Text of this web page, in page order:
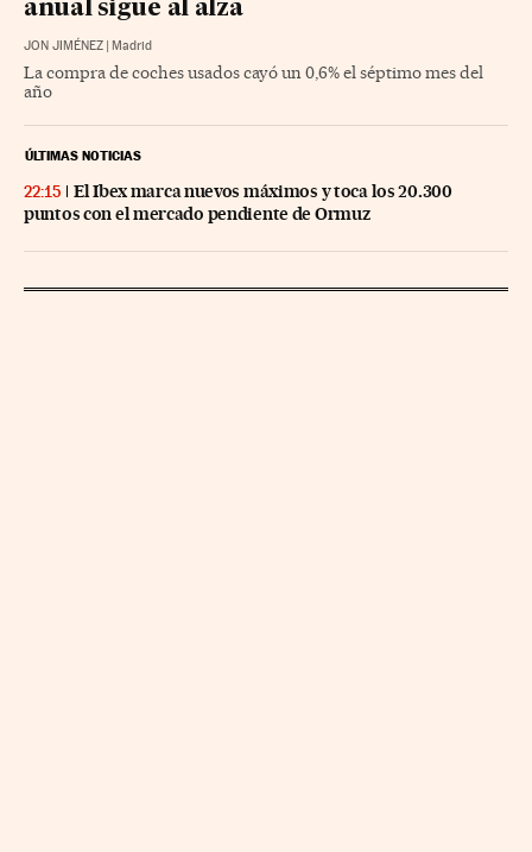
anual sigue al alza
JON JIMÉNEZ Madrid
La compra de coches usados cayó un 0,6% el séptimo mes del
año
ÚLTIMAS NOTICIAS
22:15
El Ibex marca nuevos máximos y toca los 20.300
puntos con el mercado pendiente de Ormuz